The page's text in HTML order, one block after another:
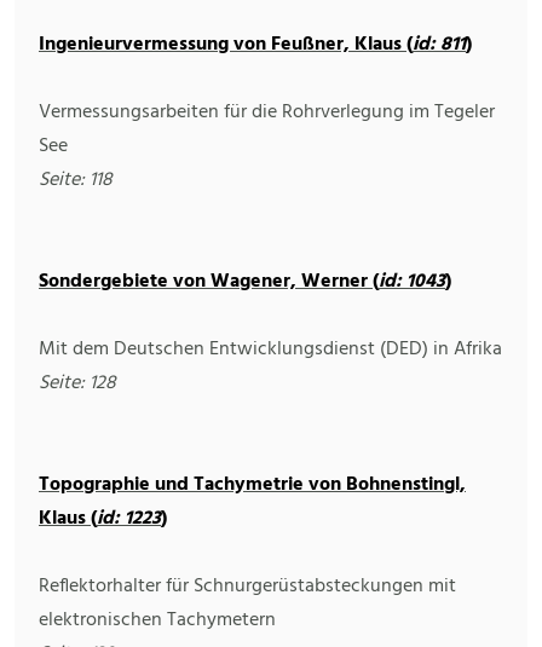
Ingenieurvermessung von Feußner, Klaus (id: 811)
Vermessungsarbeiten für die Rohrverlegung im Tegeler
See
Seite: 118
Sondergebiete von Wagener, Werner (id: 1043)
Mit dem Deutschen Entwicklungsdienst (DED) in Afrika
Seite: 128
Topographie und Tachymetrie von Bohnenstingl,
Klaus (id: 1223)
Reflektorhalter für Schnurgerüstabsteckungen mit
elektronischen Tachymetern